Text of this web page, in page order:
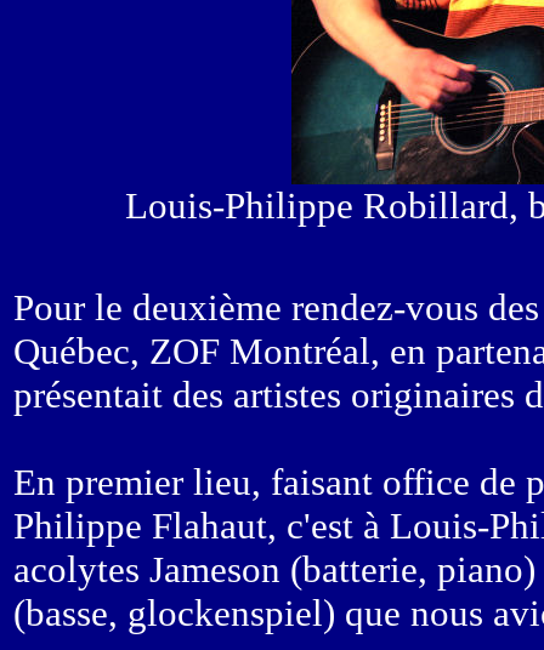
Louis-Philippe Robillard,
Pour le deuxième rendez-vous
Québec, ZOF Montréal, en
présentait des artistes originaires
En premier lieu, faisant office de
Philippe Flahaut, c'est à Louis-
acolytes Jameson (batterie,
(basse, glockenspiel) que nous